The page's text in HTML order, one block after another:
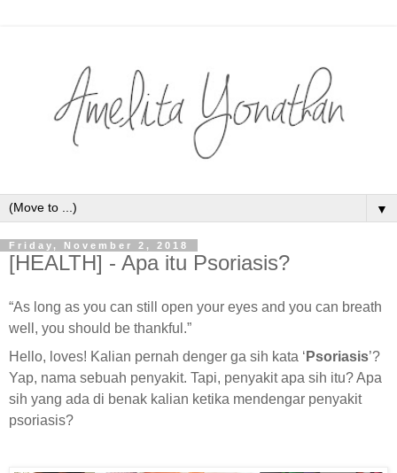
▼
Friday, November 2, 2018
[HEALTH] - Apa itu Psoriasis?
“As long as you can still open your eyes and you can breath
well, you should be thankful.”
Hello, loves! Kalian pernah denger ga sih kata ‘ Psoriasis’?
Yap, nama sebuah penyakit. Tapi, penyakit apa sih itu? Apa
sih yang ada di benak kalian ketika mendengar penyakit
psoriasis?